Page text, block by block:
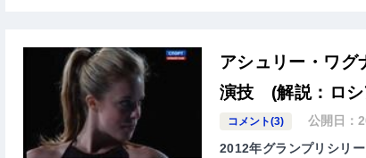
アシュリー・ワ
演技 (解説：ロシ
コメント(3) 公開日：
2012年グランプリシリ